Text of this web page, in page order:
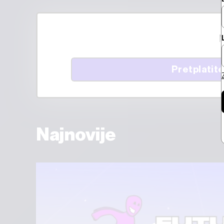
Najnovije